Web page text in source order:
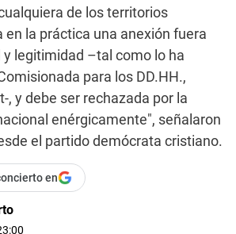
de los territorios
en la práctica una anexión fuera
legitimidad –tal como lo ha
para los DD.HH.,
, y debe ser rechazada por la
enérgicamente", señalaron
el partido demócrata cristiano.
en